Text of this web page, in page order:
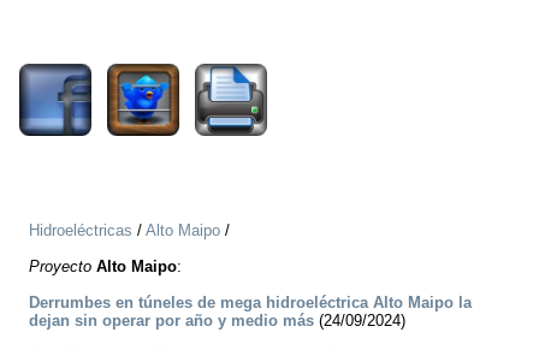
Hidroeléctricas / Alto Maipo /
Proyecto Alto Maipo:
Derrumbes en túneles de mega hidroeléctrica Alto Maipo la
dejan sin operar por año y medio más (24/09/2024)